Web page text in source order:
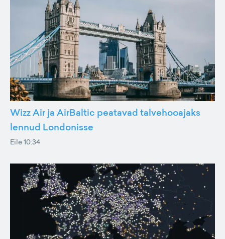
Wizz Air ja AirBaltic peatavad talvehooajaks
lennud Londonisse
Eile 10:34